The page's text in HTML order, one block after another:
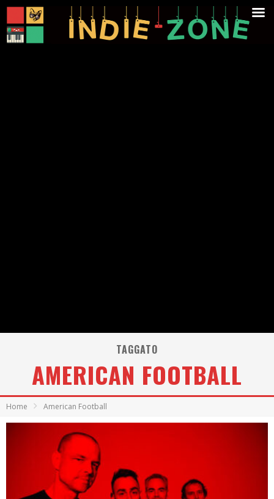
TAGGATO
AMERICAN FOOTBALL
Home American Football